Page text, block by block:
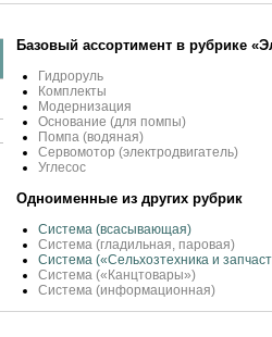
Базовый ассортимент в рубрике
Гидроруль
Комплекты
Модернизация
Основание (для помпы)
Помпа (водяная)
Сервомотор (электродвигатель)
Углесос
Одноименные из других рубрик
Система (всасывающая)
Система (гладильная, паровая)
Система («Сельхозтехника и
Система («Канцтовары»)
Система (информационная)